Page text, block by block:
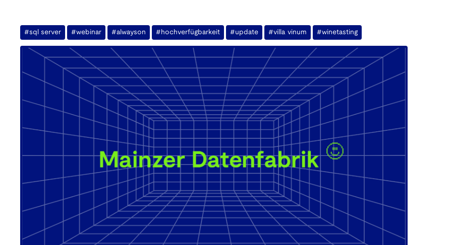
#sql server #webinar #alwayson #hochverfügbarkeit #update #villa vinum #winetasting